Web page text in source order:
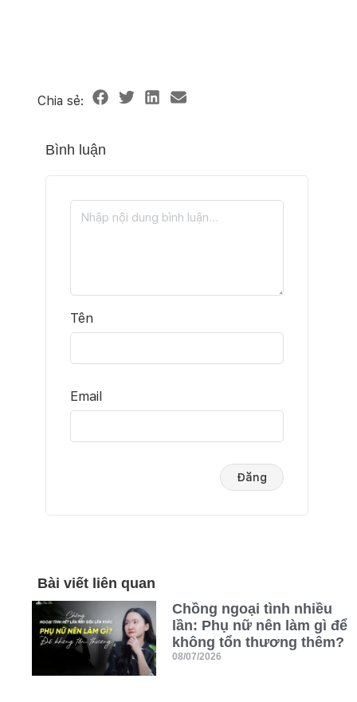
Bình luận
Tên
Email
Bài viết liên quan
Chồng ngoại tình nhiều
lần: Phụ nữ nên làm gì để
không tổn thương thêm?
08/07/2026